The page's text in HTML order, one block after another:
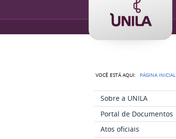
VOCÊ ESTÁ AQUI: PÁGINA INICIAL
Sobre a UNILA
Portal de Documentos
Atos oficiais